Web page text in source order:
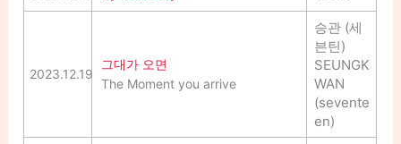
2023.12.19
그대가 오면
The Moment you arrive
승관 (세
븐틴)
SEUNGK
WAN
(sevente
en)